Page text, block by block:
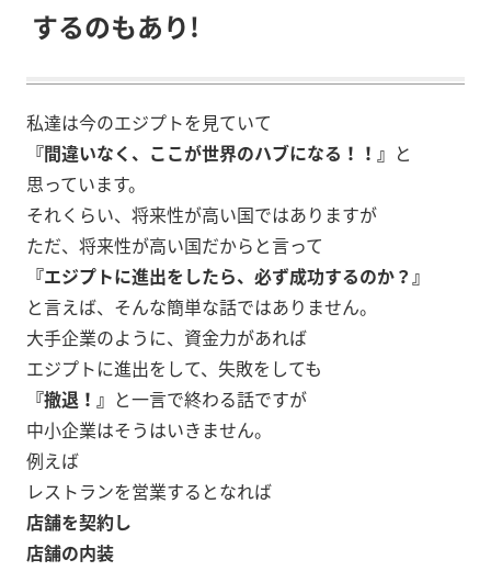
するのもあり!
私達は今のエジプトを見ていて
『間違いなく、ここが世界のハブになる！！』 と
思っています。
それくらい、将来性が高い国ではありますが
ただ、将来性が高い国だからと言って
『エジプトに進出をしたら、必ず成功するのか？』
と言えば、そんな簡単な話ではありません。
大手企業のように、資金力があれば
エジプトに進出をして、失敗をしても
『撤退！』 と一言で終わる話ですが
中小企業はそうはいきません。
例えば
レストランを営業するとなれば
店舗を契約し
店舗の内装